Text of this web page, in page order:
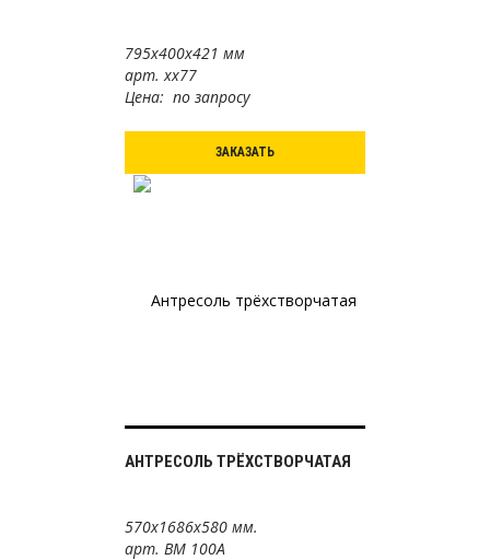
795х400х421 мм
арт. хх77
Цена: по запросу
ЗАКАЗАТЬ
АНТРЕСОЛЬ ТРЁХСТВОРЧАТАЯ
570х1686х580 мм.
арт. ВМ 100А